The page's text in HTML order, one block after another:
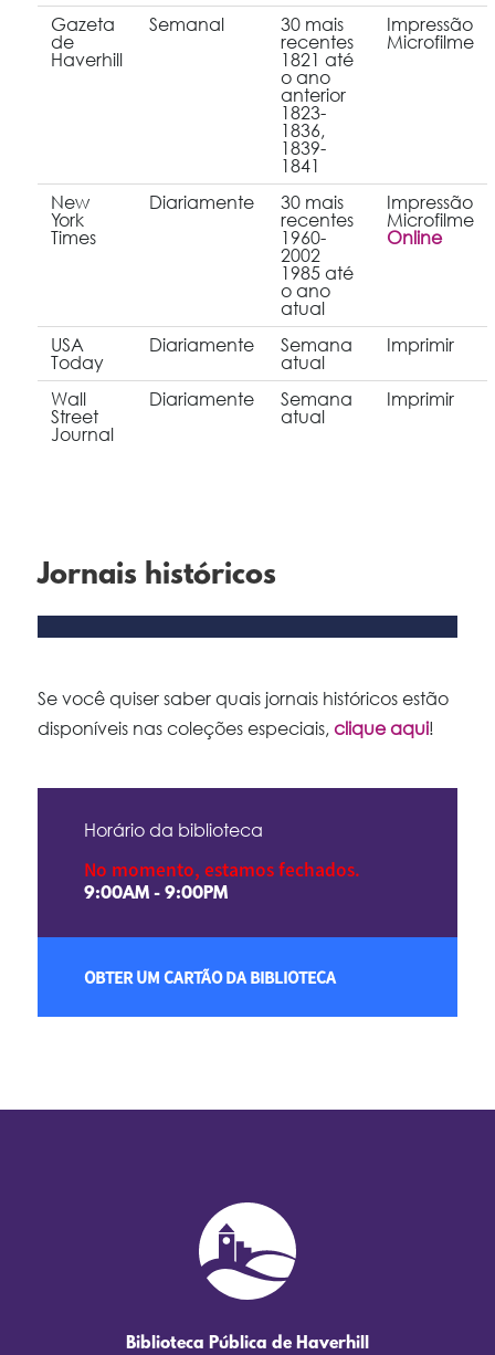
Gazeta
de
Haverhill
Semanal
30 mais
recentes
1821 até
o ano
anterior
1823-
1836,
1839-
1841
Impressão
Microfilme
New
York
Times
Diariamente
30 mais
recentes
1960-
2002
1985 até
o ano
atual
Impressão
Microfilme
Online
USA
Today
Diariamente
Semana
atual
Imprimir
Wall
Street
Journal
Diariamente
Semana
atual
Imprimir
Jornais históricos
Se você quiser saber quais jornais históricos estão
disponíveis nas coleções especiais, clique aqui!
Horário da biblioteca
No momento, estamos fechados.
9:00AM - 9:00PM
OBTER UM CARTÃO DA BIBLIOTECA
Biblioteca Pública de Haverhill